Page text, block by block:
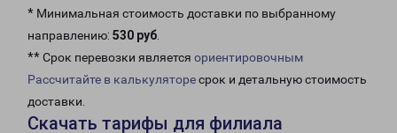
* Минимальная стоимость доставки по выбранному
направлению: 530 руб.
** Срок перевозки является ориентировочным
Рассчитайте в калькуляторесрок и детальную стоимость
доставки.
Скачать тарифы для филиала